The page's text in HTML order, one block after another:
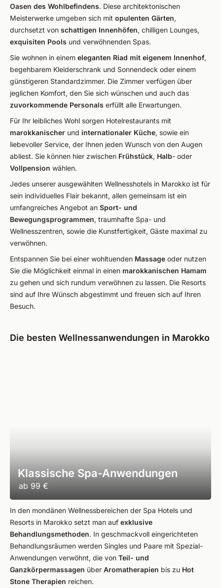
Oasen des Wohlbefindens. Diese architektonischen
Meisterwerke umgeben sich mit opulenten Gärten,
durchsetzt von schattigen Innenhöfen, chilligen Lounges,
exquisiten Pools und verwöhnenden Spas.
Sie wohnen in einem eleganten Riad mit eigenem Innenhof,
begehbarem Kleiderschrank und Sonnendeck oder einem
günstigeren Standardzimmer. Die Zimmer verfügen über
jeglichen Komfort, den Sie sich wünschen und auch das
zuvorkommende Personals erfüllt alle Erwartungen.
Für Ihr leibliches Wohl sorgen Hotelrestaurants mit
marokkanischer und internationaler Küche, sowie ein
liebevoller Service, der Ihnen jeden Wunsch von den Augen
abliest. Sie können hier zwischen Frühstück, Halb- oder
Vollpension wählen.
Jedes unserer ausgewählten Wellnesshotels in Marokko ist für
sein individuelles Flair bekannt, allen gemeinsam ist ein
umfangreiches Angebot an Sport- und
Bewegungsprogrammen, traumhafte Spa- und
Wellnesszentren, sowie die Kunstfertigkeit, Gäste maximal zu
verwöhnen.
Entspannen Sie bei einer wohltuenden Massage oder nutzen
Sie die Möglichkeit einmal in einen marokkanischen Hamam
zu gehen und sich rundum verwöhnen zu lassen. Die Resorts
sind auf Ihre Wünsch abgestimmt und freuen sich auf Ihren
Besuch.
Die besten Wellnessanwendungen in Marokko
Klassische Spa-Anwendungen
ab 99 €
In den mondänen Wellnessbereichen der Spa Hotels und
Resorts in Marokko setzt man auf exklusive
Behandlungsmethoden. In geschmackvoll eingerichteten
Behandlungsräumen werden Singles und Paare mit Spezial-
Anwendungen verwöhnt, die von Teil- und
Ganzkörpermassagen über Aromatherapien bis zu Hot
Stone Therapien reichen.